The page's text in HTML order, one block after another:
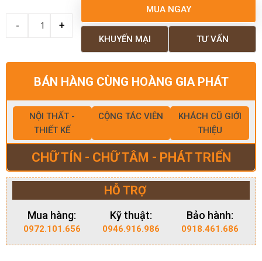
MUA NGAY
TƯ VẤN
KHUYẾN MẠI
BÁN HÀNG CÙNG HOÀNG GIA PHÁT
NỘI THẤT -
THIẾT KẾ
CỘNG TÁC VIÊN
KHÁCH CŨ GIỚI
THIỆU
CHỮ TÍN - CHỮ TÂM - PHÁT TRIỂN
HỖ TRỢ
Mua hàng:
0972.101.656
Kỹ thuật:
0946.916.986
Bảo hành:
0918.461.686